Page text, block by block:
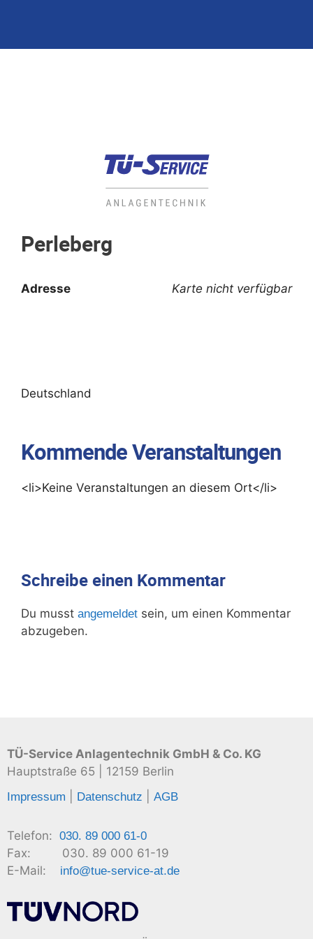
Perleberg
Karte nicht verfügbar
Adresse
Deutschland
Kommende Veranstaltungen
<li>Keine Veranstaltungen an diesem Ort</li>
Schreibe einen Kommentar
Du musst angemeldet sein, um einen Kommentar
abzugeben.
TÜ-Service Anlagentechnik GmbH & Co. KG
Hauptstraße 65 | 12159 Berlin
Impressum Datenschutz AGB
Telefon: 030. 89 000 61-0
Fax: 030. 89 000 61-19
E-Mail: info@tue-service-at.de